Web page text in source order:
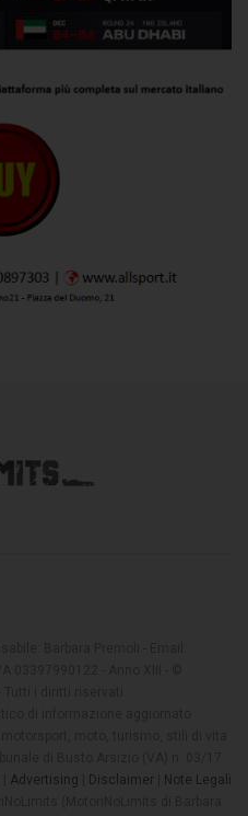
Advertising Disclaimer
Note Legali